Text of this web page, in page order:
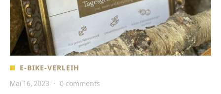
E-BIKE-VERLEIH
Mai 16, 2023 · 0 comments